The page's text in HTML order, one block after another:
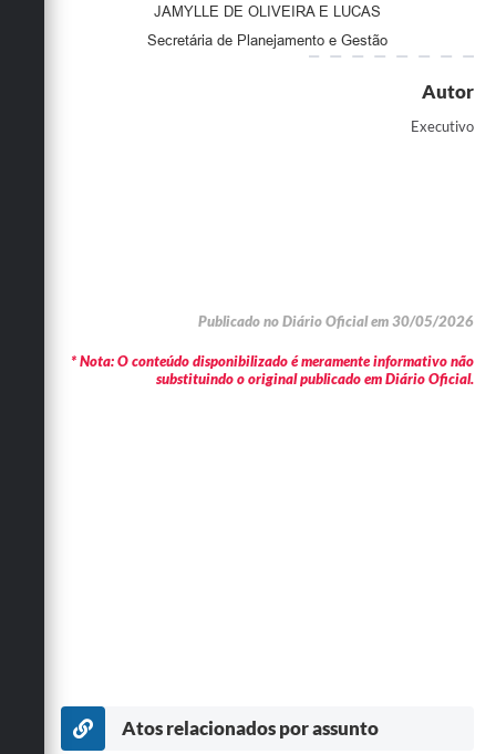
JAMYLLE DE OLIVEIRA E LUCAS
Secretária de Planejamento e Gestão
Autor
Executivo
Publicado no Diário Oficial em 30/05/2026
* Nota: O conteúdo disponibilizado é meramente informativo não
substituindo o original publicado em Diário Oficial.
Atos relacionados por assunto